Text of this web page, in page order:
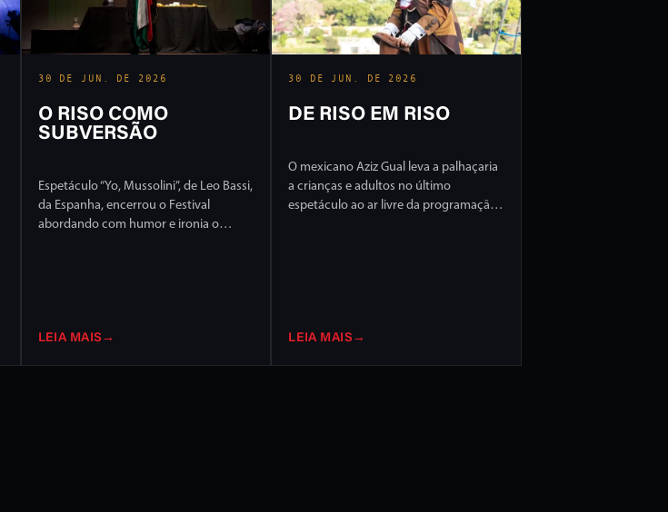
30 DE JUN. DE 2026
O RISO COMO
SUBVERSÃO
Espetáculo “Yo, Mussolini”, de Leo Bassi,
da Espanha, encerrou o Festival
abordando com humor e ironia o
LEIA MAIS →
30 DE JUN. DE 2026
DE RISO EM RISO
O mexicano Aziz Gual leva a palhaçaria
a crianças e adultos no último
espetáculo ao ar livre da programação
LEIA MAIS →